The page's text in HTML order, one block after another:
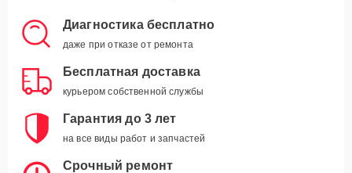
Диагностика бесплатно
даже при отказе от ремонта
Бесплатная доставка
курьером собственной службы
Гарантия до 3 лет
на все виды работ и запчастей
Срочный ремонт